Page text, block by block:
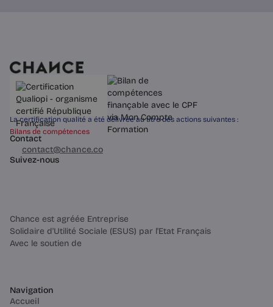
La certification qualité a été délivrée au titre des actions suivantes :
Bilans de compétences
Contact
03 60 84 01 14
contact@chance.co
Suivez-nous
Chance est agréée Entreprise
Solidaire d'Utilité Sociale (ESUS) par l'Etat Français
Avec le soutien de
Navigation
Accueil